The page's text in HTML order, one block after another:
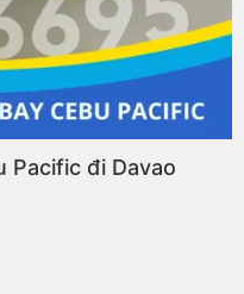
Những tip giúp thời